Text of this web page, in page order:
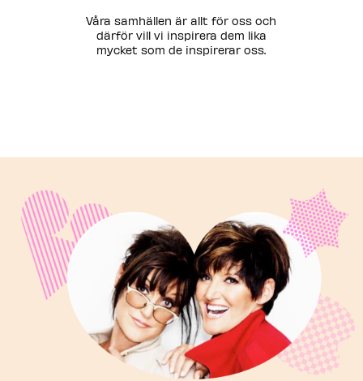
Våra samhällen är allt för oss och
därför vill vi inspirera dem lika
mycket som de inspirerar oss.